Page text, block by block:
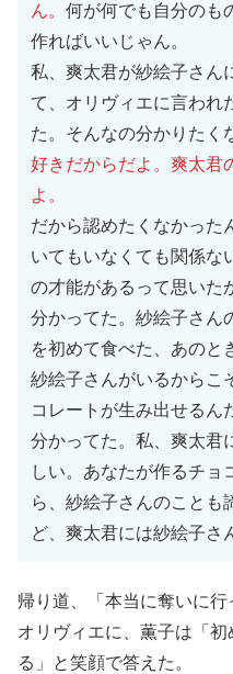
ん。 何が何でも自分のも
作ればいいじゃん。
私、爽太君が紗絵子さん
て、オリヴィエに言われ
た。そんなの分かりたく
好きだからだよ。爽太君
よ。
だから認めたくなかった
いてもいなくても関係な
の才能があるって思いた
分かってた。紗絵子さん
を初めて食べた、あのと
紗絵子さんがいるからこ
コレートが生み出せる
分かってた。私、爽太君
しい。あなたが作るチョ
ら、紗絵子さんのことも
ど、爽太君には紗絵子さ
帰り道、「本当に奪いに
オリヴィエに、薫子は「
る」と笑顔で答えた。